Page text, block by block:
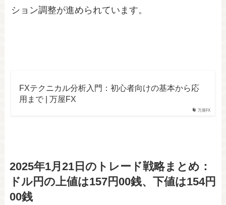
ション調整が進められています。
万屋FX
FXテクニカル分析入門：初心者向けの基本から応
用まで | 万屋FX
2025年1月21日のトレード戦略まとめ：
ドル円の上値は157円00銭、下値は154円
00銭